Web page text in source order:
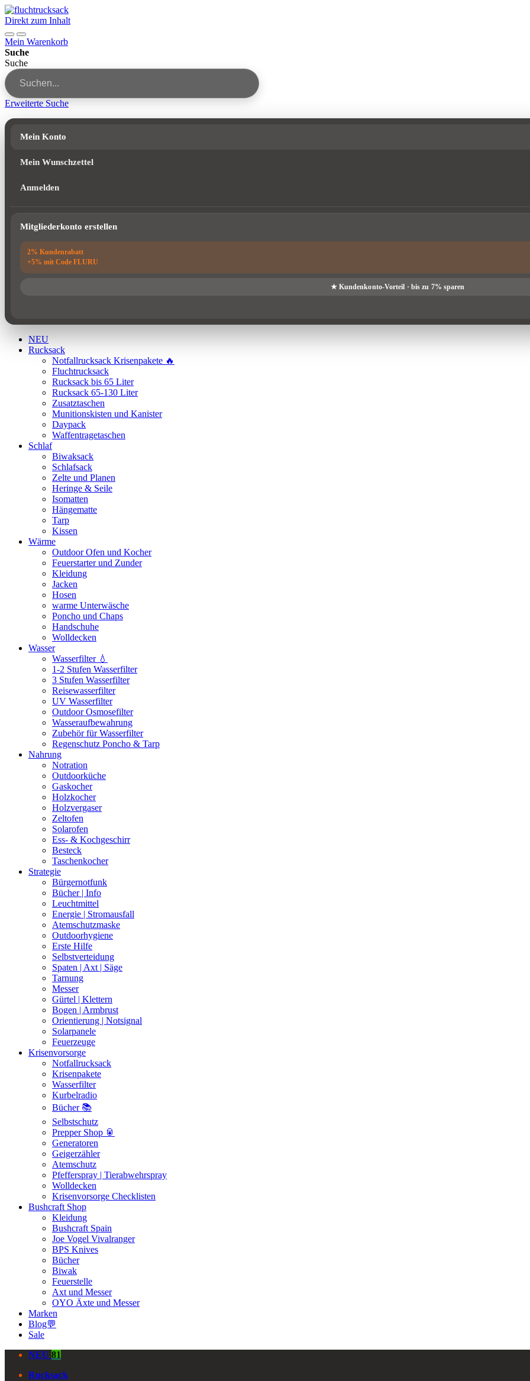
Direkt zum Inhalt
Mein Warenkorb
Suche
Suche
Erweiterte Suche
Mein Konto
Mein Wunschzettel
Anmelden
Mitgliederkonto erstellen
NEU
Rucksack
Notfallrucksack Krisenpakete 🔥
Fluchtrucksack
Rucksack bis 65 Liter
Rucksack 65-130 Liter
Zusatztaschen
Munitionskisten und Kanister
Daypack
Waffentragetaschen
Schlaf
Biwaksack
Schlafsack
Zelte und Planen
Heringe & Seile
Isomatten
Hängematte
Tarp
Kissen
Wärme
Outdoor Ofen und Kocher
Feuerstarter und Zunder
Kleidung
Jacken
Hosen
warme Unterwäsche
Poncho und Chaps
Handschuhe
Wolldecken
Wasser
Wasserfilter 💧
1-2 Stufen Wasserfilter
3 Stufen Wasserfilter
Reisewasserfilter
UV Wasserfilter
Outdoor Osmosefilter
Wasseraufbewahrung
Zubehör für Wasserfilter
Regenschutz Poncho & Tarp
Nahrung
Notration
Outdoorküche
Gaskocher
Holzkocher
Holzvergaser
Zeltofen
Solarofen
Ess- & Kochgeschirr
Besteck
Taschenkocher
Strategie
Bürgernotfunk
Bücher | Info
Leuchtmittel
Energie | Stromausfall
Atemschutzmaske
Outdoorhygiene
Erste Hilfe
Selbstverteidung
Spaten | Axt | Säge
Tarnung
Messer
Gürtel | Klettern
Bogen | Armbrust
Orientierung | Notsignal
Solarpanele
Feuerzeuge
Krisenvorsorge
Notfallrucksack
Krisenpakete
Wasserfilter
Kurbelradio
Bücher 📚
Selbstschutz
Prepper Shop 🥫
Generatoren
Geigerzähler
Atemschutz
Pfefferspray | Tierabwehrspray
Wolldecken
Krisenvorsorge Checklisten
Bushcraft Shop
Kleidung
Bushcraft Spain
Joe Vogel Vivalranger
BPS Knives
Bücher
Biwak
Feuerstelle
Axt und Messer
OYO Äxte und Messer
Marken
Blog💬
Sale
NEU 81
Rucksack